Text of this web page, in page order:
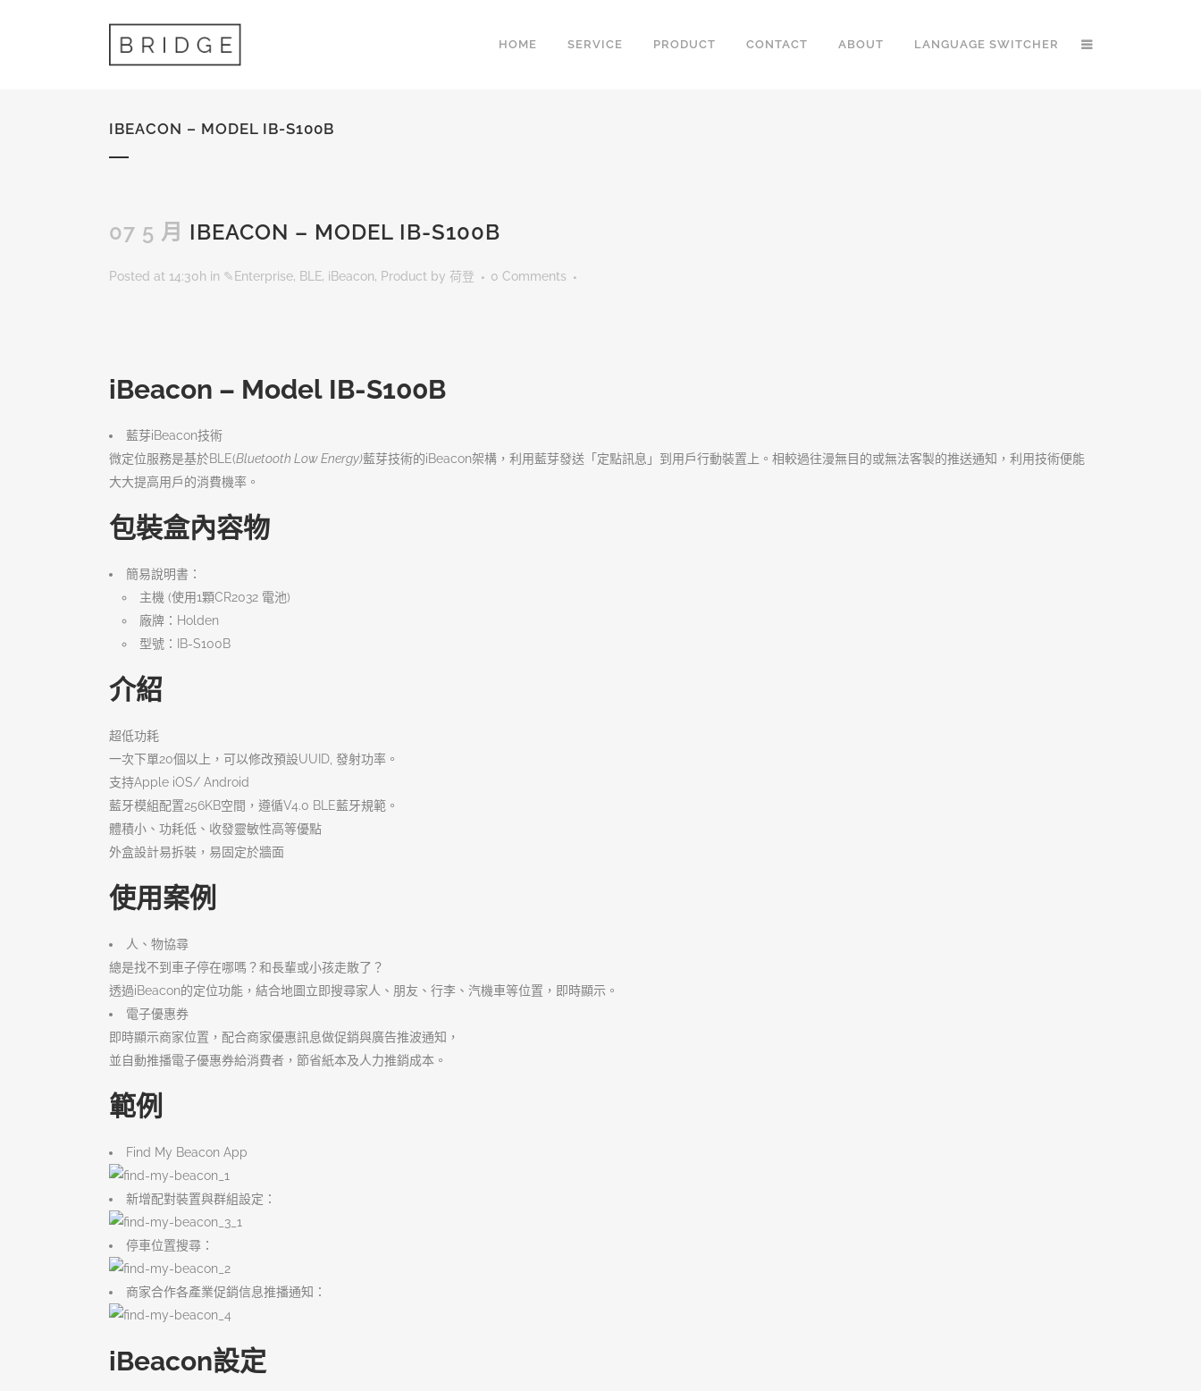
HOME SERVICE PRODUCT CONTACT ABOUT LANGUAGE SWITCHER
IBEACON – MODEL IB-S100B
07 5 月 IBEACON – MODEL IB-S100B
Posted at 14:30h in ✎Enterprise, BLE, iBeacon, Product by 荷登 0 Comments
iBeacon – Model IB-S100B
藍芽iBeacon技術
微定位服務是基於BLE(Bluetooth Low Energy)藍芽技術的iBeacon架構，利用藍芽發送「定點訊息」到用戶行動裝置上。相較過往漫無目的或無法客製的推送通知，利用技術便能
大大提高用戶的消費機率。
包裝盒內容物
簡易說明書：
主機 (使用1顆CR2032 電池)
廠牌：Holden
型號：IB-S100B
介紹
超低功耗
一次下單20個以上，可以修改預設UUID, 發射功率。
支持Apple iOS/ Android
藍牙模組配置256KB空間，遵循V4.0 BLE藍牙規範。
體積小、功耗低、收發靈敏性高等優點
外盒設計易拆裝，易固定於牆面
使用案例
人、物協尋
總是找不到車子停在哪嗎？和長輩或小孩走散了？
透過iBeacon的定位功能，結合地圖立即搜尋家人、朋友、行李、汽機車等位置，即時顯示。
電子優惠券
即時顯示商家位置，配合商家優惠訊息做促銷與廣告推波通知，
並自動推播電子優惠券給消費者，節省紙本及人力推銷成本。
範例
Find My Beacon App
新增配對裝置與群組設定：
停車位置搜尋：
商家合作各產業促銷信息推播通知：
iBeacon設定